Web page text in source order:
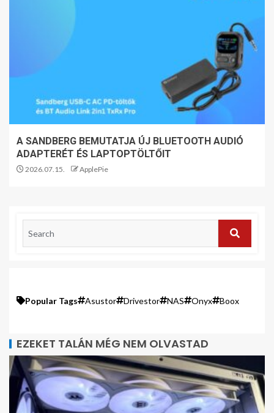
A SANDBERG BEMUTATJA ÚJ BLUETOOTH AUDIÓ
ADAPTERÉT ÉS LAPTOPTÖLTŐIT
2026.07.15. ApplePie
Popular Tags Asustor Drivestor NAS Onyx Boox
EZEKET TALÁN MÉG NEM OLVASTAD